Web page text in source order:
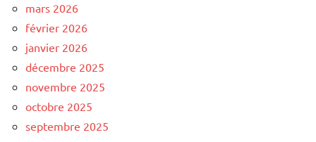
mars 2026
février 2026
janvier 2026
décembre 2025
novembre 2025
octobre 2025
septembre 2025